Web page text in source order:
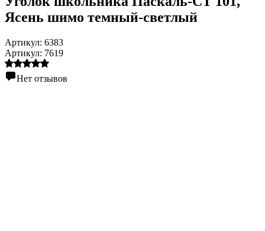
Ясень шимо темный-светлый
Артикул: 6383
Артикул: 7619
Нет отзывов